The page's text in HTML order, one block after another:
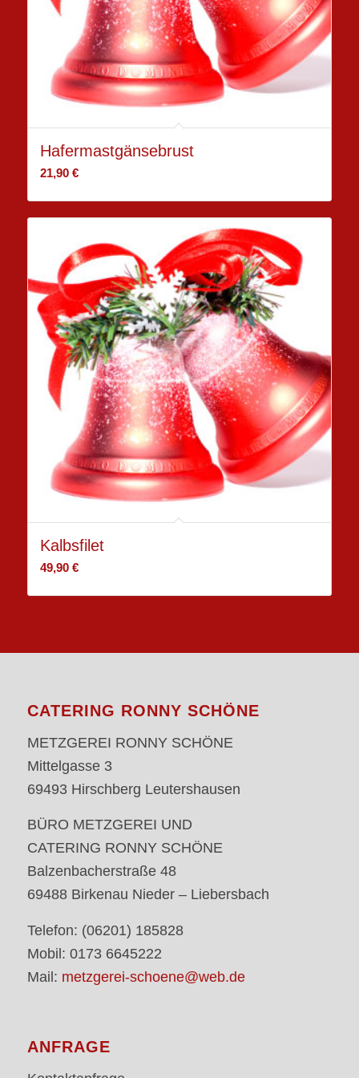
Hafermastgänsebrust
21,90 €
Kalbsfilet
49,90 €
CATERING RONNY SCHÖNE
METZGEREI RONNY SCHÖNE
Mittelgasse 3
69493 Hirschberg Leutershausen
BÜRO METZGEREI UND
CATERING RONNY SCHÖNE
Balzenbacherstraße 48
69488 Birkenau Nieder – Liebersbach
Telefon: (06201) 185828
Mobil: 0173 6645222
Mail: metzgerei-schoene@web.de
ANFRAGE